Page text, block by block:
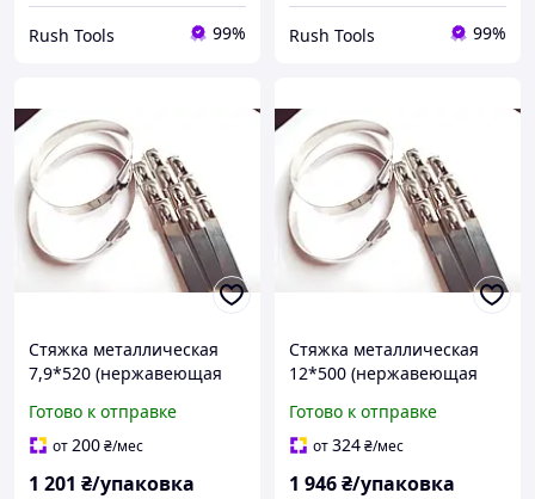
Rush Tools 99% Rush Tools 99%
Стяжка металлическая
7,9*520 (нержавеющая
Готово к отправке
от200₴/мес
1 201 ₴/упаковка
Стяжка металлическая
12*500 (нержавеющая
Готово к отправке
от324₴/мес
1 946₴/упаковка